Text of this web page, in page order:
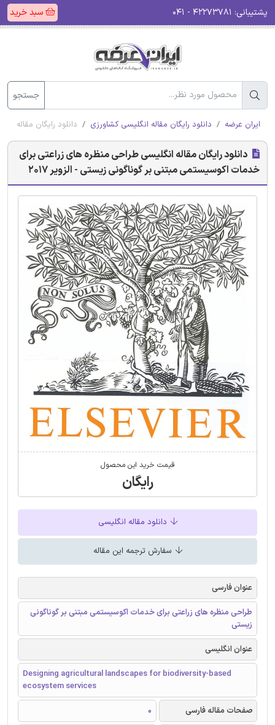
پشتیبانی: سبد خرید
جستجو
ایران عرضه دانلود رایگان مقاله انگلیسی کشاورزی دانلود رایگان مقاله
دانلود رایگان مقاله انگلیسی طراحی منظره های زراعتی برای
خدمات اکوسیستمی مبتنی بر گوناگونی زیستی - الزویر 2017
قیمت خرید این محصول
رایگان
دانلود مقاله انگلیسی
سفارش ترجمه این مقاله
عنوان فارسی
طراحی منظره های زراعتی برای خدمات اکوسیستمی مبتنی بر گوناگونی
زیستی
عنوان انگلیسی
Designing agricultural landscapes for biodiversity-based
ecosystem services
صفحات مقاله فارسی
0